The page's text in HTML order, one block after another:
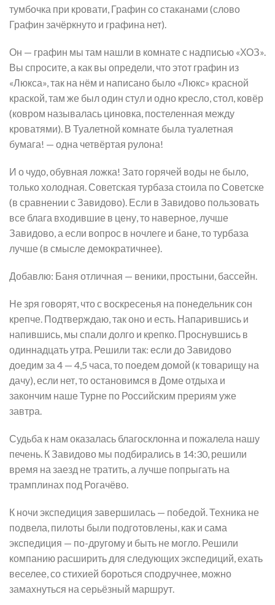
тумбочка при кровати, Графин со стаканами (слово
Графин зачёркнуто и графина нет).
Он — графин мы там нашли в комнате с надписью «ХОЗ».
Вы спросите, а как вы определи, что этот графин из
«Люкса», так на нём и написано было «Люкс» красной
краской, там же был один стул и одно кресло, стол, ковёр
(ковром называлась циновка, постеленная между
кроватями). В Туалетной комнате была туалетная
бумага! — одна четвёртая рулона!
И о чудо, обувная ложка! Зато горячей воды не было,
только холодная. Советская турбаза стоила по Советске
(в сравнении с Завидово). Если в Завидово пользовать
все блага входившие в цену, то наверное, лучше
Завидово, а если вопрос в ночлеге и бане, то турбаза
лучше (в смысле демократичнее).
Добавлю: Баня отличная — веники, простыни, бассейн.
Не зря говорят, что с воскресенья на понедельник сон
крепче. Подтверждаю, так оно и есть. Напарившись и
напившись, мы спали долго и крепко. Проснувшись в
одиннадцать утра. Решили так: если до Завидово
доедим за 4 — 4,5 часа, то поедем домой (к товарищу на
дачу), если нет, то остановимся в Доме отдыха и
закончим наше Турне по Российским прериям уже
завтра.
Судьба к нам оказалась благосклонна и пожалела нашу
печень. К Завидово мы подбирались в 14:30, решили
время на заезд не тратить, а лучше попрыгать на
трамплинах под Рогачёво.
К ночи экспедиция завершилась — победой. Техника не
подвела, пилоты были подготовлены, как и сама
экспедиция — по-другому и быть не могло. Решили
компанию расширить для следующих экспедиций, ехать
веселее, со стихией бороться сподручнее, можно
замахнуться на серьёзный маршрут.